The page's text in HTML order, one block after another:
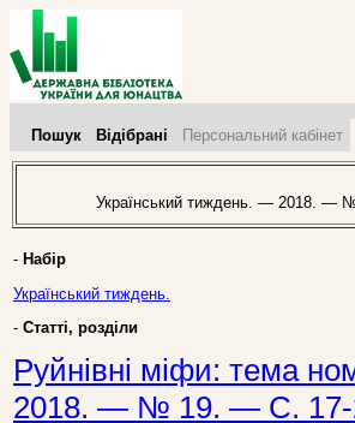
Пошук Відібрані Персональний кабінет
Український тиждень. — 2018. —
- Набір
Український тиждень.
- Статті, розділи
Руйнівні міфи: тема
2018. — № 19. — С. 17-